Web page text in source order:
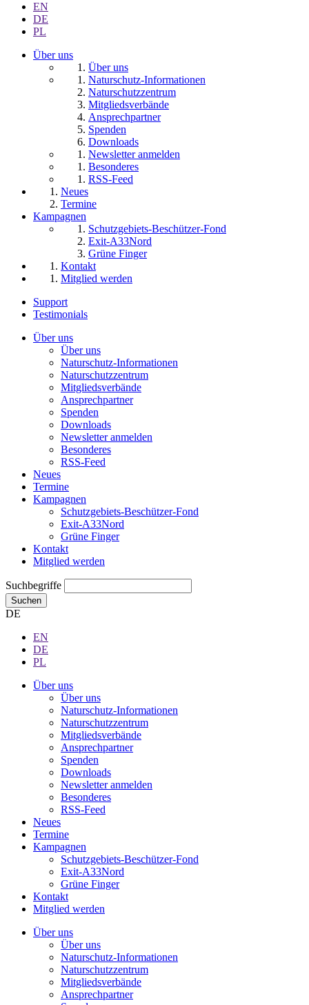
EN
DE
PL
Über uns
Über uns
Naturschutz-Informationen
Naturschutzzentrum
Mitgliedsverbände
Ansprechpartner
Spenden
Downloads
Newsletter anmelden
Besonderes
RSS-Feed
Neues
Termine
Kampagnen
Schutzgebiets-Beschützer-Fond
Exit-A33Nord
Grüne Finger
Kontakt
Mitglied werden
Support
Testimonials
Über uns
Über uns
Naturschutz-Informationen
Naturschutzzentrum
Mitgliedsverbände
Ansprechpartner
Spenden
Downloads
Newsletter anmelden
Besonderes
RSS-Feed
Neues
Termine
Kampagnen
Schutzgebiets-Beschützer-Fond
Exit-A33Nord
Grüne Finger
Kontakt
Mitglied werden
Suchbegriffe
Suchen
DE
EN
DE
PL
Über uns
Über uns
Naturschutz-Informationen
Naturschutzzentrum
Mitgliedsverbände
Ansprechpartner
Spenden
Downloads
Newsletter anmelden
Besonderes
RSS-Feed
Neues
Termine
Kampagnen
Schutzgebiets-Beschützer-Fond
Exit-A33Nord
Grüne Finger
Kontakt
Mitglied werden
Über uns
Über uns
Naturschutz-Informationen
Naturschutzzentrum
Mitgliedsverbände
Ansprechpartner